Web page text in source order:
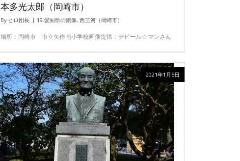
本多光太郎（岡崎市）
By ヒロ団長 19.愛知県の銅像, 西三河（岡崎市）
場所：岡崎市 市立矢作南小学校画像提供：デビール☆マンさん
2021年1月5日